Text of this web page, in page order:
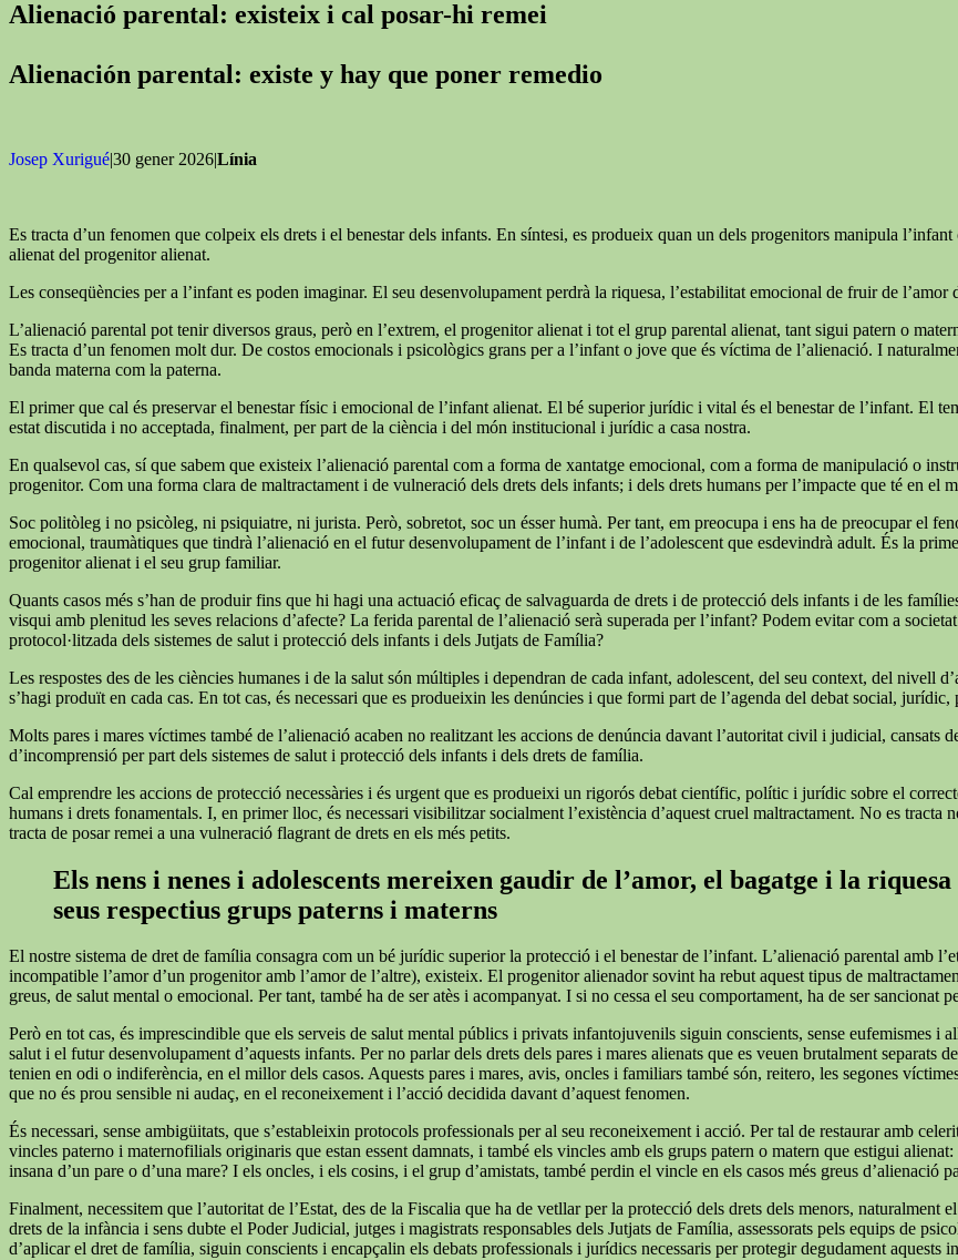
Alienació parental: existeix i cal posar-hi remei
Alienación parental: existe y hay que poner remedio
Josep Xurigué|30 gener 2026|Línia
Es tracta d’un fenomen que colpeix els drets i el benestar dels infants. En síntesi, es produeix quan un dels progenitors manipula
alienat del progenitor alienat.
Les conseqüències per a l’infant es poden imaginar. El seu desenvolupament perdrà la riquesa, l’estabilitat emocional de fruir de
L’alienació parental pot tenir diversos graus, però en l’extrem, el progenitor alienat i tot el grup parental alienat, tant sigui patern o
Es tracta d’un fenomen molt dur. De costos emocionals i psicològics grans per a l’infant o jove que és víctima de l’alienació. I
banda materna com la paterna.
El primer que cal és preservar el benestar físic i emocional de l’infant alienat. El bé superior jurídic i vital és el benestar de l’infant. El
estat discutida i no acceptada, finalment, per part de la ciència i del món institucional i jurídic a casa nostra.
En qualsevol cas, sí que sabem que existeix l’alienació parental com a forma de xantatge emocional, com a forma de manipulació o
progenitor. Com una forma clara de maltractament i de vulneració dels drets dels infants; i dels drets humans per l’impacte que té en el
Soc politòleg i no psicòleg, ni psiquiatre, ni jurista. Però, sobretot, soc un ésser humà. Per tant, em preocupa i ens ha de preocupar el
emocional, traumàtiques que tindrà l’alienació en el futur desenvolupament de l’infant i de l’adolescent que esdevindrà adult. És la
progenitor alienat i el seu grup familiar.
Quants casos més s’han de produir fins que hi hagi una actuació eficaç de salvaguarda de drets i de protecció dels infants i de les
visqui amb plenitud les seves relacions d’afecte? La ferida parental de l’alienació serà superada per l’infant? Podem evitar com a
protocol·litzada dels sistemes de salut i protecció dels infants i dels Jutjats de Família?
Les respostes des de les ciències humanes i de la salut són múltiples i dependran de cada infant, adolescent, del seu context, del nivell
s’hagi produït en cada cas. En tot cas, és necessari que es produeixin les denúncies i que formi part de l’agenda del debat social,
Molts pares i mares víctimes també de l’alienació acaben no realitzant les accions de denúncia davant l’autoritat civil i judicial, cansats
d’incomprensió per part dels sistemes de salut i protecció dels infants i dels drets de família.
Cal emprendre les accions de protecció necessàries i és urgent que es produeixi un rigorós debat científic, polític i jurídic sobre el
humans i drets fonamentals. I, en primer lloc, és necessari visibilitzar socialment l’existència d’aquest cruel maltractament. No es tracta
tracta de posar remei a una vulneració flagrant de drets en els més petits.
Els nens i nenes i adolescents mereixen gaudir de l’amor, el bagatge i la
seus respectius grups paterns i materns
El nostre sistema de dret de família consagra com un bé jurídic superior la protecció i el benestar de l’infant. L’alienació parental amb
incompatible l’amor d’un progenitor amb l’amor de l’altre), existeix. El progenitor alienador sovint ha rebut aquest tipus de
greus, de salut mental o emocional. Per tant, també ha de ser atès i acompanyat. I si no cessa el seu comportament, ha de ser sancionat
Però en tot cas, és imprescindible que els serveis de salut mental públics i privats infantojuvenils siguin conscients, sense eufemismes i
salut i el futur desenvolupament d’aquests infants. Per no parlar dels drets dels pares i mares alienats que es veuen brutalment separats
tenien en odi o indiferència, en el millor dels casos. Aquests pares i mares, avis, oncles i familiars també són, reitero, les segones
que no és prou sensible ni audaç, en el reconeixement i l’acció decidida davant d’aquest fenomen.
És necessari, sense ambigüitats, que s’estableixin protocols professionals per al seu reconeixement i acció. Per tal de restaurar amb
vincles paterno i maternofilials originaris que estan essent damnats, i també els vincles amb els grups patern o matern que estigui
insana d’un pare o d’una mare? I els oncles, i els cosins, i el grup d’amistats, també perdin el vincle en els casos més greus d’alienació
Finalment, necessitem que l’autoritat de l’Estat, des de la Fiscalia que ha de vetllar per la protecció dels drets dels menors, naturalment
drets de la infància i sens dubte el Poder Judicial, jutges i magistrats responsables dels Jutjats de Família, assessorats pels equips de
d’aplicar el dret de família, siguin conscients i encapçalin els debats professionals i jurídics necessaris per protegir degudament aquests